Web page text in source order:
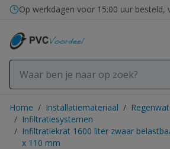
Ga naar de inhoud
Op werkdagen voor 15:00 uur besteld,
Home / Installatiemateriaal /
/ Infiltratiesystemen
/ Infiltratiekrat 1600 liter zwaar
x 110 mm